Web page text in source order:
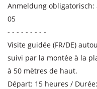
Anmeldung obligatorisch:
05
- - - - - - - - -
Visite guidée (FR/DE)
suivi par la montée à la
à 50 mètres de haut.
Départ: 15 heures /